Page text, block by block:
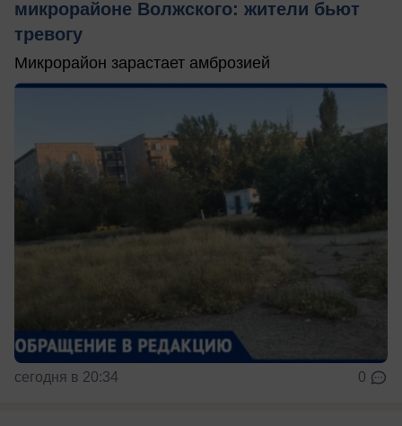
микрорайоне Волжского: жители бьют
тревогу
Микрорайон зарастает амброзией
сегодня в 20:34 0